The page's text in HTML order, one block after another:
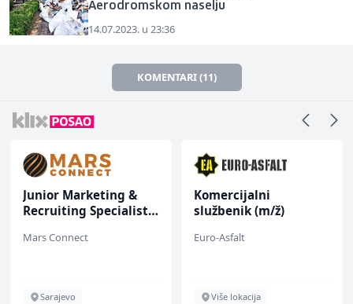
Aerodromskom naselju
14.07.2023. u 23:36
KOMENTARI (11)
Junior Marketing &
Recruiting Specialist
Mars Connect
Sarajevo
Komercijalni
službenik (m/ž)
Euro-Asfalt
Više lokacija